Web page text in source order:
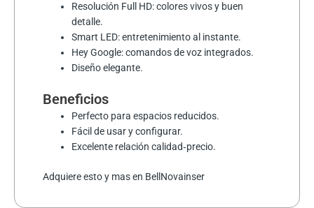
Resolución Full HD: colores vivos y buen
detalle.
Smart LED: entretenimiento al instante.
Hey Google: comandos de voz integrados.
Diseño elegante.
Beneficios
Perfecto para espacios reducidos.
Fácil de usar y configurar.
Excelente relación calidad‑precio.
Adquiere esto y mas en BellNovainser